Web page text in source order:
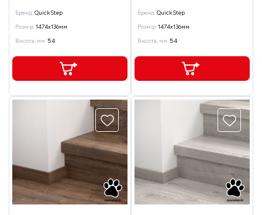
Бренд:Quick Step
Розмір:1474x136мм
Висота, мм: 54
Бренд:Quick Step
Розмір:1474x136мм
Висота, мм: 54